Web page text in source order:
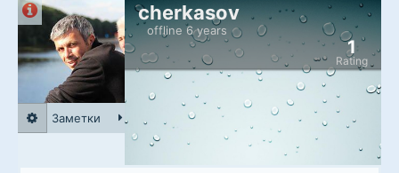
cherkasov
offline 6 years
Rating
1
Заметки